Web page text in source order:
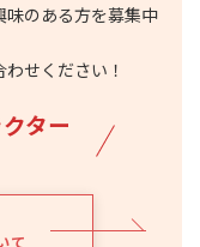
のある方を募集中
せください！
ター
て